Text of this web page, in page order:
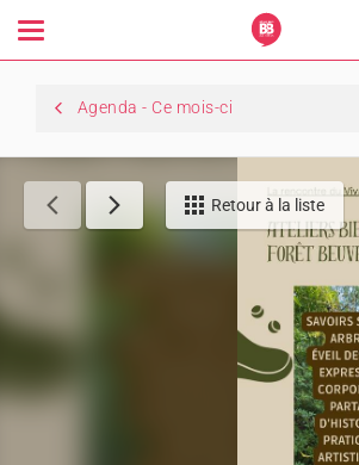
Toggle
navigation
Agenda - Ce mois-ci
Retour à la liste